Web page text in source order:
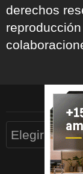
derechos
Archivos